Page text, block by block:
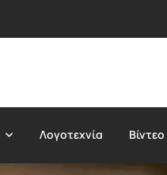
Λογοτεχνία Βίντεο